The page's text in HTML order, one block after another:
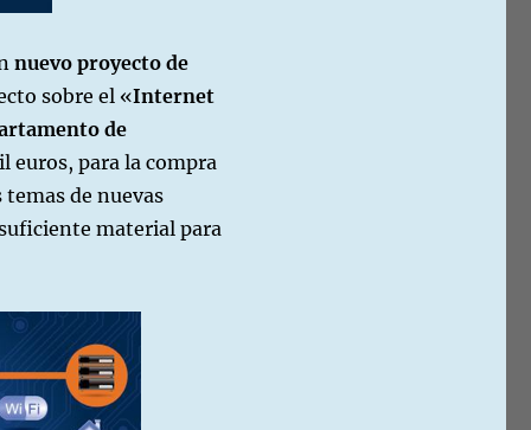
nuevo proyecto de
sobre el «Internet
de
euros, para la compra
de nuevas
material para